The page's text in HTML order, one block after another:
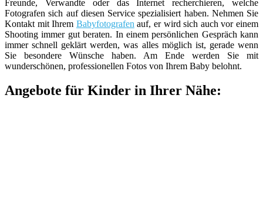
Freunde, Verwandte oder das Internet recherchieren, welche
Fotografen sich auf diesen Service spezialisiert haben. Nehmen Sie
Kontakt mit Ihrem Babyfotografen auf, er wird sich auch vor einem
Shooting immer gut beraten. In einem persönlichen Gespräch kann
immer schnell geklärt werden, was alles möglich ist, gerade wenn
Sie besondere Wünsche haben. Am Ende werden Sie mit
wunderschönen, professionellen Fotos von Ihrem Baby belohnt.
Angebote für Kinder in Ihrer Nähe: